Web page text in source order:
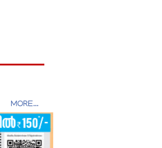
MORE...